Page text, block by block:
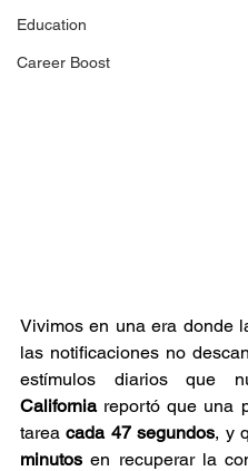
Education
Career Boost
Vivimos en una era donde
las notificaciones no
estímulos diarios que
California reportó que una
tarea cada 47 segundos, y
minutos en recuperar la